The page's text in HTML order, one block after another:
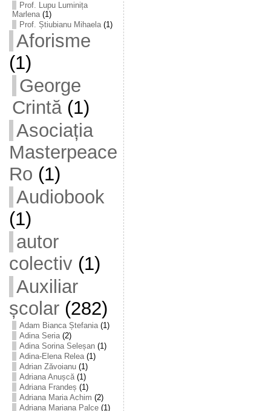
Prof. Lupu Luminița
Marlena(1)
Prof. Știubianu Mihaela(1)
Aforisme
(1)
George
Crintă(1)
Asociația
Masterpeace
Ro (1)
Audiobook
(1)
autor
colectiv(1)
Auxiliar
școlar(282)
Adam Bianca Ștefania(1)
Adina Seria(2)
Adina Sorina Seleșan(1)
Adina-Elena Relea(1)
Adrian Zăvoianu(1)
Adriana Anușcă(1)
Adriana Frandeș (1)
Adriana Maria Achim (2)
Adriana Mariana Palce(1)